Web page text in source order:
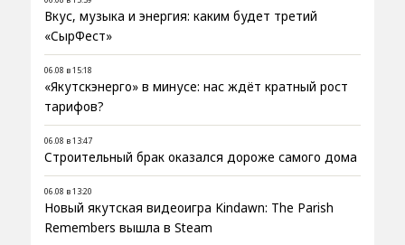
Вкус, музыка и энергия: каким будет третий
«СырФест»
06.08 в 15:18
«Якутскэнерго» в минусе: нас ждёт кратный рост
тарифов?
06.08 в 13:47
Строительный брак оказался дороже самого дома
06.08 в 13:20
Новый якутская видеоигра Kindawn: The Parish
Remembers вышла в Steam